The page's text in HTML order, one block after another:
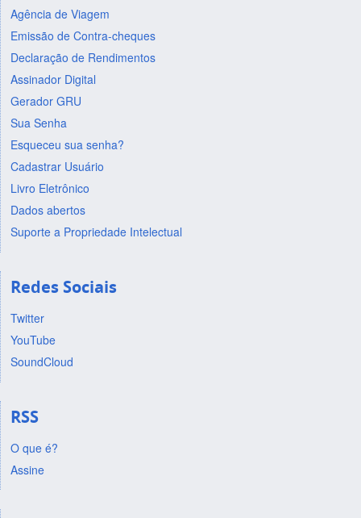
Agência de Viagem
Emissão de Contra-cheques
Declaração de Rendimentos
Assinador Digital
Gerador GRU
Sua Senha
Esqueceu sua senha?
Cadastrar Usuário
Livro Eletrônico
Dados abertos
Suporte a Propriedade Intelectual
Redes Sociais
Twitter
YouTube
SoundCloud
RSS
O que é?
Assine